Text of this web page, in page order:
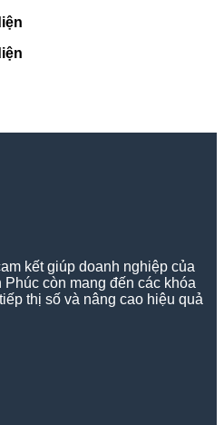
kết giúp doanh nghiệp của
còn mang đến các khóa
thị số và nâng cao hiệu quả